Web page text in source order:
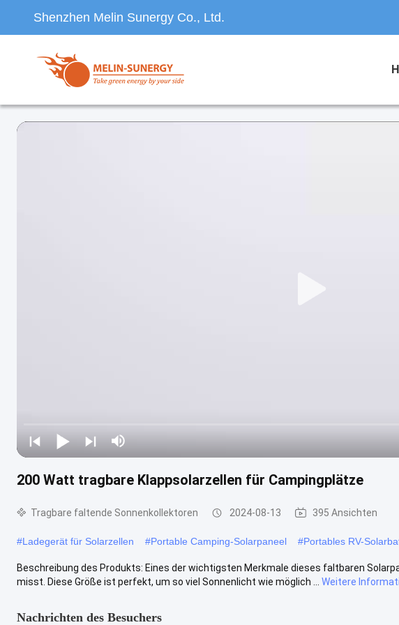
Shenzhen Melin Sunergy Co., Ltd.
200 Watt tragbare Klappsolarzellen für Campingplätze
Tragbare faltende Sonnenkollektoren 2024-08-13 395 Ansichten
#Ladegerät für Solarzellen #Portable Camping-Solarpaneel #Portables RV-
Beschreibung des Produkts: Eines der wichtigsten Merkmale dieses faltbaren
misst. Diese Größe ist perfekt, um so viel Sonnenlicht wie möglich ...
Weitere
Nachrichten des Besuchers